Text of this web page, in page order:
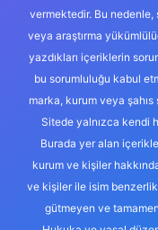
vermektedir. Bu
veya araştırma
yazdıkları içeriklerin
bu sorumluluğu kabul
marka, kurum veya şahıs
Sitede yalnızca kendi
Burada yer alan
kurum ve kişiler
ve kişiler ile isim
gütmeyen ve